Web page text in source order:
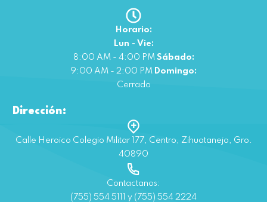
Horario:
Lun - Vie:
8:00 AM - 4:00 PM Sábado:
9:00 AM - 2:00 PM Domingo:
Cerrado
Dirección:
Calle Heroico Colegio Militar 177, Centro, Zihuatanejo, Gro.
40890
Contactanos:
(755) 554 5111 y (755) 554 2224